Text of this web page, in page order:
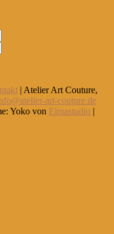
| Atelier Art Couture,
art-couture.de
Yoko von Elmastudio |